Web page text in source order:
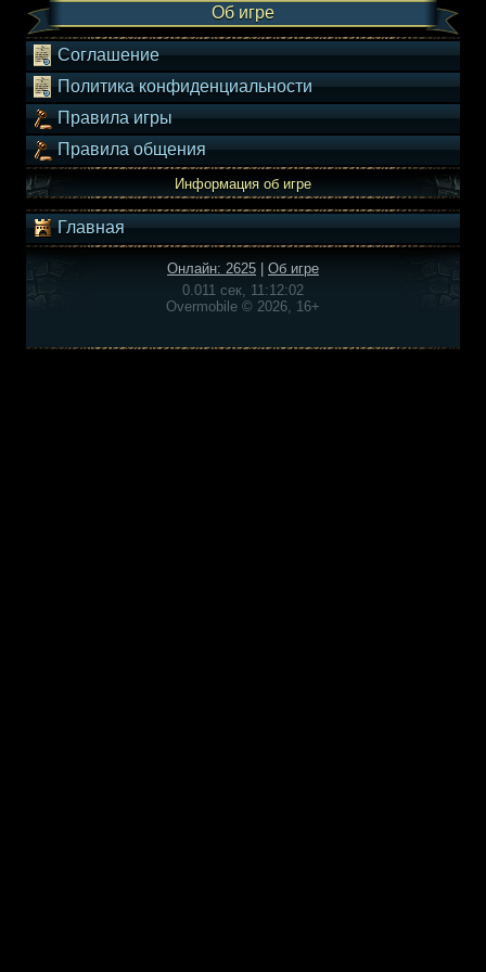
Об игре
Соглашение
Политика конфиденциальности
Правила игры
Правила общения
Информация об игре
Главная
Онлайн: 2625
Об игре
0.011 сек, 11:12:02
Overmobile © 2026, 16+